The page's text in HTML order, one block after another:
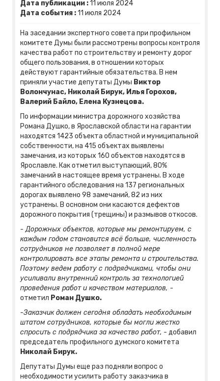
Дата публикации :11 июля 2024
Дата события :11 июля 2024
На заседании экспертного совета при профильном
комитете Думы были рассмотрены вопросы контроля
качества работ по строительству и ремонту дорог
общего пользования, в отношении которых
действуют гарантийные обязательства. В нем
приняли участие депутаты Думы Виктор
Волончунас, Николай Бирук, Илья Горохов,
Валерий Байло, Елена Кузнецова.
По информации министра дорожного хозяйства
Романа Душко, в Ярославской области на гарантии
находятся 1423 объекта областной и муниципальной
собственности, на 415 объектах выявлены
замечания, из которых 160 объектов находятся в
Ярославле. Как отметил выступающий, 80%
замечаний в настоящее время устранены. В ходе
гарантийного обследования на 137 региональных
дорогах выявлено 98 замечаний, 82 из них
устранены. В основном они касаются дефектов
дорожного покрытия (трещины) и размывов откосов.
- Дорожных объектов, которые мы ремонтируем, с
каждым годом становится всё больше, численность
сотрудников не позволяет в полной мере
контролировать все этапы ремонта и строительства.
Поэтому ведем работу с подрядчиками, чтобы они
усиливали внутренний контроль за технологией
проведения работ и качеством материалов, -
отметил Роман Душко.
-Заказчик должен сегодня обладать необходимым
штатом сотрудников, которые бы могли жестко
спросить с подрядчика за качество работ, - добавил
председатель профильного думского комитета
Николай Бирук.
Депутаты Думы еще раз подняли вопрос о
необходимости усилить работу заказчика в